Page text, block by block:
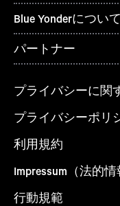
Blue Yonderについて
パートナー
プライバシーに関
プライバシーポリ
利用規約
Impressum（法的情
行動規範